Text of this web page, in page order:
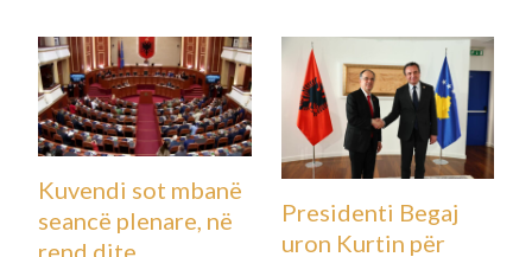
Kuvendi sot mbanë
seancë plenare, në
Presidenti Begaj
uron Kurtin për